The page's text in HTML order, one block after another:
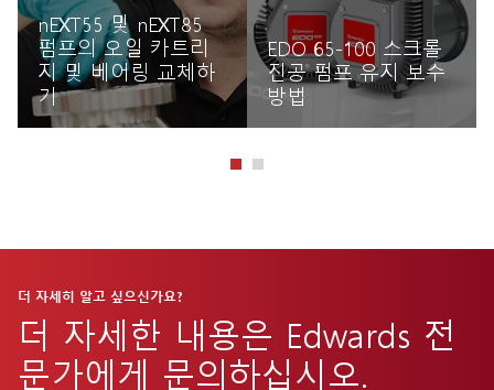
nEXT55 및 nEXT85
펌프의 오일 카트리
지 및 베어링 교체하
기
EDO 65-100 스크롤
진공 펌프 유지 보수
방법
더 자세히 알고 싶으신가요?
더 자세한 내용은 Edwards 전
문가에게 문의하십시오.